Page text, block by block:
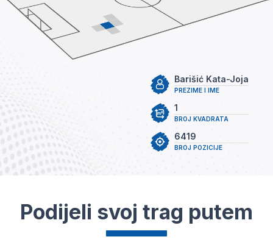
PREZIME I IME
Barišić Kata-Joja
BROJ KVADRATA
1
BROJ POZICIJE
6419
Podijeli svoj trag putem